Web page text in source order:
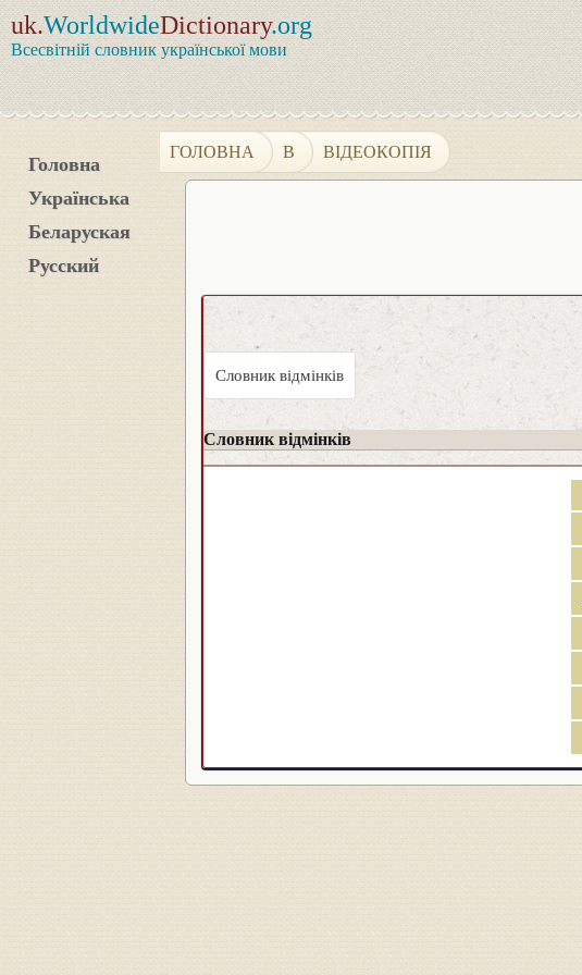
uk.WorldwideDictionary.org
Всесвітній словник української мови
Головна
Українська
Беларуская
Русский
ГОЛОВНА В ВІДЕОКОПІЯ
Словник відмінків
Словник відмінків